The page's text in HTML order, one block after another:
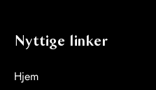
Nyttige linker
Hjem